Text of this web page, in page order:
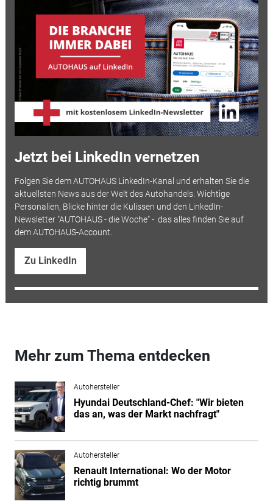
Jetzt bei LinkedIn vernetzen
Folgen Sie dem AUTOHAUS LinkedIn-Kanal und erhalten Sie die
aktuellsten News aus der Welt des Autohandels. Wichtige
Personalien, Blicke hinter die Kulissen und den LinkedIn-
Newsletter "AUTOHAUS - die Woche" - das alles finden Sie auf
dem AUTOHAUS-Account.
Zu LinkedIn
Mehr zum Thema entdecken
Autohersteller
Hyundai Deutschland-Chef: "Wir bieten
das an, was der Markt nachfragt"
Autohersteller
Renault International: Wo der Motor
richtig brummt